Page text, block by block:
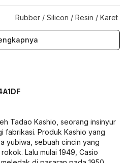
Rubber / Silicon / Resin / Karet
Tadao Kashio, seorang insinyur
fabrikasi. Produk Kashio yang
yubiwa, sebuah cincin yang
Lalu mulai 1949, Casio